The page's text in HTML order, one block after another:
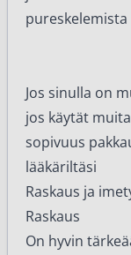
pureskelemista
Jos sinulla on
jos käytät
sopivuus
lääkäriltäsi
Raskaus ja
Raskaus
On hyvin